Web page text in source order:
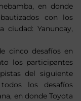
en donde
con los
Yanuncay,
cinco desafíos en
los participantes
del siguiente
los desafíos
en donde Toyota